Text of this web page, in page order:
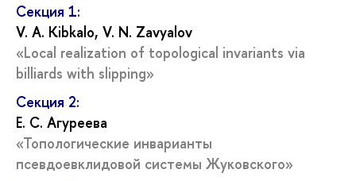
Секция 1:
V. A. Kibkalo, V. N. Zavyalov
«Local realization of topological invariants via
billiards with slipping»
Секция 2:
Е. С. Агуреева
«Топологические инварианты
псевдоевклидовой системы Жуковского»